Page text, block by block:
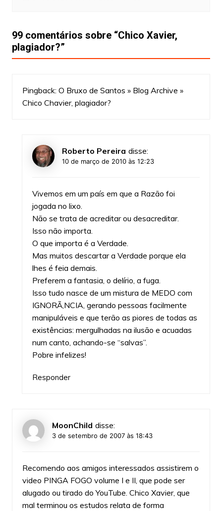
99 comentários sobre “Chico Xavier,
plagiador?”
Pingback: O Bruxo de Santos » Blog Archive »
Chico Chavier, plagiador?
Roberto Pereira disse:
10 de março de 2010 às 12:23
Vivemos em um país em que a Razão foi
jogada no lixo.
Não se trata de acreditar ou desacreditar.
Isso não importa.
O que importa é a Verdade.
Mas muitos descartar a Verdade porque ela
lhes é feia demais.
Preferem a fantasia, o delírio, a fuga.
Isso tudo nasce de um mistura de MEDO com
IGNORÃ‚NCIA, gerando pessoas facilmente
manipuláveis e que terão as piores de todas as
existências: mergulhadas na ilusão e acuadas
num canto, achando-se “salvas”.
Pobre infelizes!
Responder
MoonChild disse:
3 de setembro de 2007 às 18:43
Recomendo aos amigos interessados assistirem o
video PINGA FOGO volume I e II, que pode ser
alugado ou tirado do YouTube. Chico Xavier, que
mal terminou os estudos relata de forma